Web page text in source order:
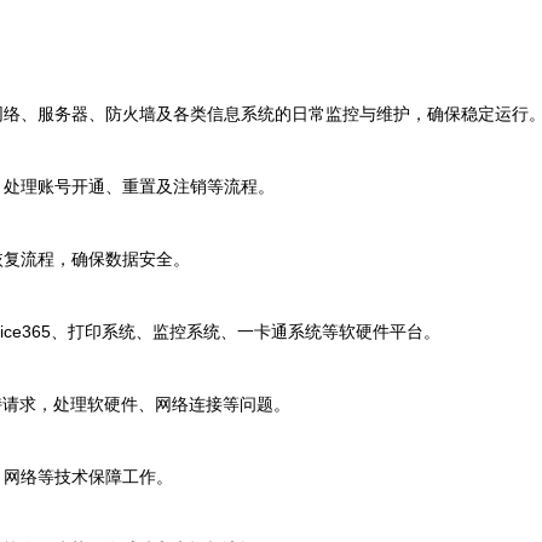
服务器、防火墙及各类信息系统的日常监控与维护，确保稳定运行
账号开通、重置及注销等流程。
程，确保数据安全。
、打印系统、监控系统、一卡通系统等软硬件平台。
，处理软硬件、网络连接等问题。
等技术保障工作。